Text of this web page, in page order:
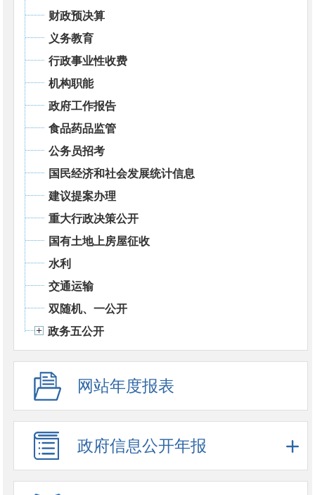
财政预决算
义务教育
行政事业性收费
机构职能
政府工作报告
食品药品监管
公务员招考
国民经济和社会发展统计信息
建议提案办理
重大行政决策公开
国有土地上房屋征收
水利
交通运输
双随机、一公开
政务五公开
网站年度报表
政府信息公开年报